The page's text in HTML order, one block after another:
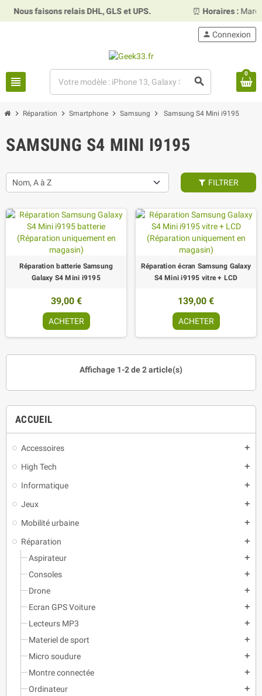
faisons relais DHL, GLS et UPS. Horaires :Mardi,
view_headline search
person Connexion
0
chevron_right Réparation chevron_right Smartphone chevron_right Samsung chevron_right Samsung S4 Mini i9195
ACCUEIL
Accessoires add
High Tech add
Informatique add
Jeux add
Mobilité urbaine add
Réparation add
Aspirateur add
Consoles add
Drone add
Ecran GPS Voiture add
Lecteurs MP3 add
Materiel de sport add
Micro soudure add
Montre connectée add
Ordinateur add
SAMSUNG S4 MINI I9195
Nom, A à Z FILTRER
Réparation batterie Samsung
Galaxy S4 Mini i9195
39,00 €
ACHETER
Réparation écran Samsung Galaxy
S4 Mini i9195 vitre + LCD
139,00 €
ACHETER
Affichage 1-2 de 2 article(s)